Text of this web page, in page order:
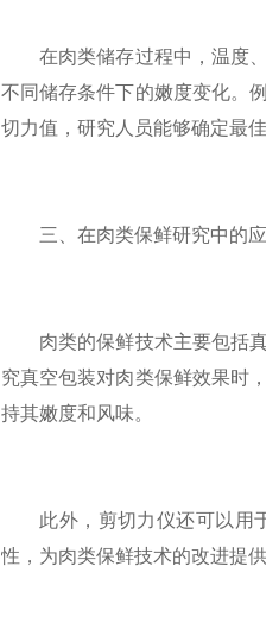
在肉类储存过程中，温度、
不同储存条件下的嫩度变化。
切力值，研究人员能够确定最
三、在肉类保鲜研究中的应
肉类的保鲜技术主要包括真
究真空包装对肉类保鲜效果时
持其嫩度和风味。
此外，剪切力仪还可以用于
性，为肉类保鲜技术的改进提供